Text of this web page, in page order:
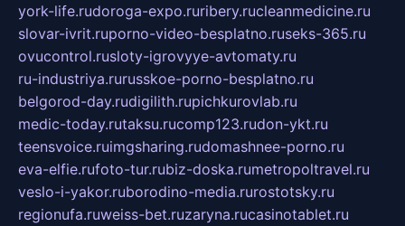
york-life.rudoroga-expo.ruribery.rucleanmedicine.ru
slovar-ivrit.ruporno-video-besplatno.ruseks-365.ru
ovucontrol.rusloty-igrovyye-avtomaty.ru
ru-industriya.rurusskoe-porno-besplatno.ru
belgorod-day.rudigilith.rupichkurovlab.ru
medic-today.rutaksu.rucomp123.rudon-ykt.ru
teensvoice.ruimgsharing.rudomashnee-porno.ru
eva-elfie.rufoto-tur.rubiz-doska.rumetropoltravel.ru
veslo-i-yakor.ruborodino-media.rurostotsky.ru
regionufa.ruweiss-bet.ruzaryna.rucasinotablet.ru